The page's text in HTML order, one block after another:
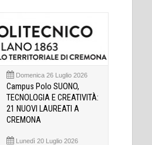
Domenica 26 Luglio 2026
Campus Polo SUONO,
TECNOLOGIA E CREATIVITÀ:
21 NUOVI LAUREATI A
CREMONA
Lunedì 20 Luglio 2026